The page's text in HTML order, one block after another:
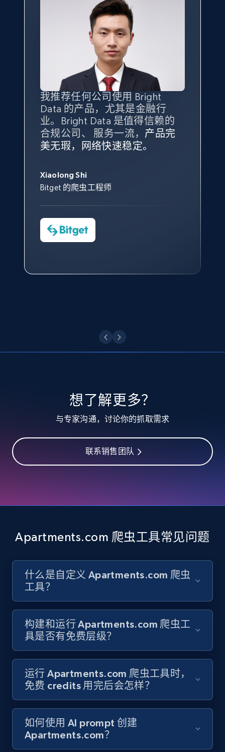
1.5K+
X (formerly Twitter) - Posts
ID, User posted, Name, Description, Date
posted, Photos, URL, Quoted post, and more.
10.4K+ 1.2K+ 注册使用
Twitter posts URLs
ID, User posted, Name, Description, Date
10.4K+ 1.2K+
X (formerly Twitter) - Posts - Getting x
1.2K+
TikTok - Profiles
Account id, Nickname, Biography, Awg
engagement rate, Comment engagement rate,
and more.
Account id, Nickname, Biography, Awg
Like engagement rate, Bio link, Predicted lang,
and more.
URL, Title, Youtuber, Youtuber md5, Video url,
Video length, Likes, Views, and more.
8.1K+ 716+ 注册使用
我推荐任何公司使用 Bright
Data 的产品，尤其是金融行
业。Bright Data 是值得信赖的
合规公司、 服务一流， 产品完
美无瑕，网络快速稳定。
Xiaolong Shi
Bitget 的爬虫工程师
Bright Data 拥有自有代理基础
设施，助您持续获取网络数据。
帮助您轻松绕过烦人的验证码
（CAPTCHA）。
数据科学专家
根据我的使用体验，Bright Data
的服务价值不可估量。Bright
共网络数据以满足需求，并通过
其支持团队和开发团队，让我们
Charmagne Cruz
—— Shopee Philippines Inc. 报告与分析、
最重要的是拥有质量 最好、
最多的数据，而这正是 Bright
Data 和 tgndata 发挥作用的地
方。
tgndata 的首席执行官 (CEO)
我们对 Bright Data 的可靠性印
象深刻，对整体服务也非常满
沟通，他的协助对我们非常有帮
助。
Convert Group 的 CTO
我们对与 Bright Data 的合作感
到非常满意。各方面都很不错，
服务和支持团队也非常认可。
想了解更多？
与专家沟通，讨论你的抓取需求
联系销售团队
Apartments.com 爬虫工具常见问题
什么是自定义 Apartments.com 爬虫
工具？
构建和运行 Apartments.com 爬虫工
具是否有免费层级？
运行 Apartments.com 爬虫工具时，
免费 credits 用完后会怎样？
如何使用 AI prompt 创建
Apartments.com？